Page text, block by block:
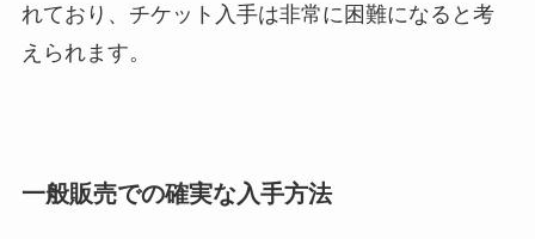
れており、チケット入手は非常に困難になると考
えられます。
一般販売での確実な入手方法